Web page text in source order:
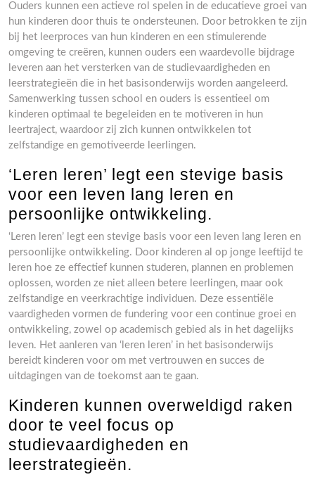
Ouders kunnen een actieve rol spelen in de educatieve groei van
hun kinderen door thuis te ondersteunen. Door betrokken te zijn
bij het leerproces van hun kinderen en een stimulerende
omgeving te creëren, kunnen ouders een waardevolle bijdrage
leveren aan het versterken van de studievaardigheden en
leerstrategieën die in het basisonderwijs worden aangeleerd.
Samenwerking tussen school en ouders is essentieel om
kinderen optimaal te begeleiden en te motiveren in hun
leertraject, waardoor zij zich kunnen ontwikkelen tot
zelfstandige en gemotiveerde leerlingen.
‘Leren leren’ legt een stevige basis
voor een leven lang leren en
persoonlijke ontwikkeling.
‘Leren leren’ legt een stevige basis voor een leven lang leren en
persoonlijke ontwikkeling. Door kinderen al op jonge leeftijd te
leren hoe ze effectief kunnen studeren, plannen en problemen
oplossen, worden ze niet alleen betere leerlingen, maar ook
zelfstandige en veerkrachtige individuen. Deze essentiële
vaardigheden vormen de fundering voor een continue groei en
ontwikkeling, zowel op academisch gebied als in het dagelijks
leven. Het aanleren van ‘leren leren’ in het basisonderwijs
bereidt kinderen voor om met vertrouwen en succes de
uitdagingen van de toekomst aan te gaan.
Kinderen kunnen overweldigd raken
door te veel focus op
studievaardigheden en
leerstrategieën.